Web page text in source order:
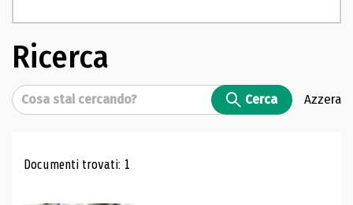
Ricerca
Cerca Cerca Azzera
Risultati di ricerca
Documenti trovati: 1